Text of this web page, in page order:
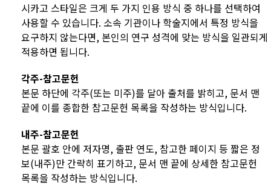
시카고 스타일은 크게 두 가지 인용 방식 중 하나를 선택하여
사용할 수 있습니다. 소속 기관이나 학술지에서 특정 방식을
요구하지 않는다면, 본인의 연구 성격에 맞는 방식을 일관되게
적용하면 됩니다.
각주-참고문헌
본문 하단에 각주(또는 미주)를 달아 출처를 밝히고, 문서 맨
끝에 이를 종합한 참고문헌 목록을 작성하는 방식입니다.
내주-참고문헌
본문 괄호 안에 저자명, 출판 연도, 참고한 페이지 등 짧은 정
보(내주)만 간략히 표기하고, 문서 맨 끝에 상세한 참고문헌
목록을 작성하는 방식입니다.